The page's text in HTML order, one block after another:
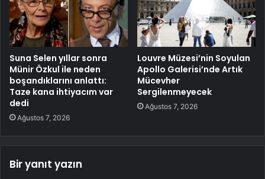
Suna Selen yıllar sonra
Münir Özkul ile neden
boşandıklarını anlattı:
Taze kana ihtiyacım var
dedi
Ağustos 7, 2026
Louvre Müzesi’nin Soyulan
Apollo Galerisi’nde Artık
Mücevher
Sergilenmeyecek
Ağustos 7, 2026
Bir yanıt yazın